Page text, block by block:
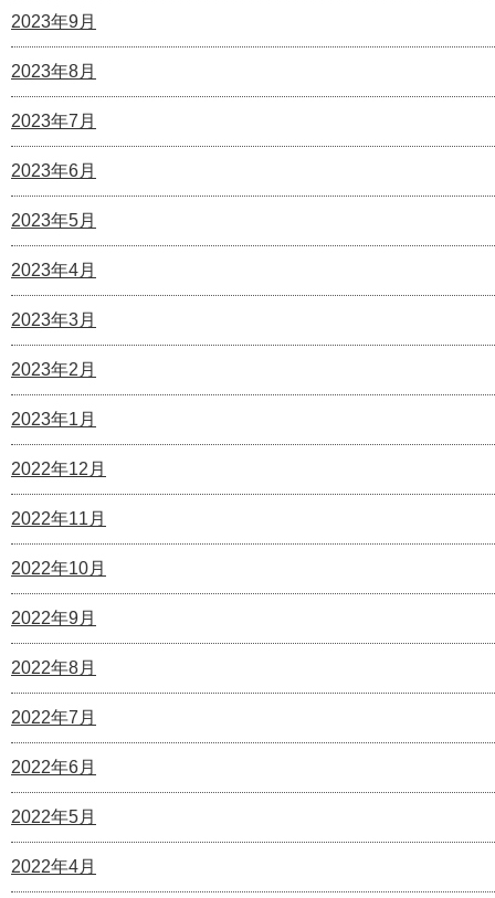
2023年9月
2023年8月
2023年7月
2023年6月
2023年5月
2023年4月
2023年3月
2023年2月
2023年1月
2022年12月
2022年11月
2022年10月
2022年9月
2022年8月
2022年7月
2022年6月
2022年5月
2022年4月